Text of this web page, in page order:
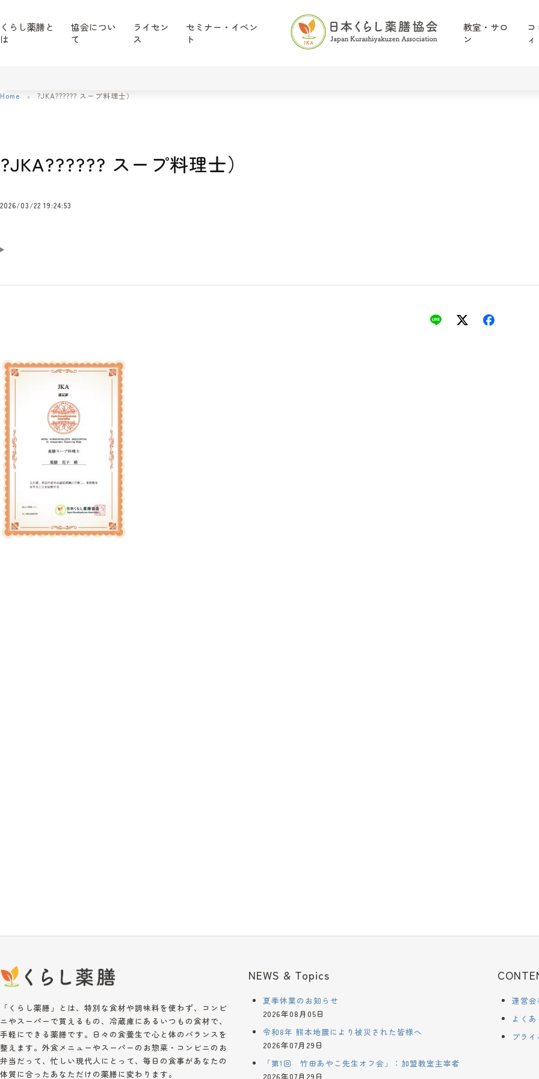
くらし薬膳と
は
協会につい
て
ライセン
ス
セミナー・イベン
ト
教室・サロ
ン
ィ
Home ?JKA?????? スープ料理士）
?JKA?????? スープ料理士）
2026/03/22 19:24:53
「くらし薬膳」とは、特別な食材や調味料を使わず、コンビ
ニやスーパーで買えるもの、冷蔵庫にあるいつもの食材で、
手軽にできる薬膳です。日々の食養生で心と体のバランスを
整えます。外食メニューやスーパーのお惣菜・コンビニのお
弁当だって、忙しい現代人にとって、毎日の食事があなたの
体質に合ったあなただけの薬膳に変わります。
NEWS & Topics
夏季休業のお知らせ
2026年08月05日
令和8年 熊本地震により被災された皆様へ
2026年07月29日
「第1回 竹田あやこ先生オフ会」：加盟教室主宰者
2026年07月29日
運営会
よく
プラ